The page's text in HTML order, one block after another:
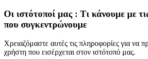
Οι ιστότοποί μας : Τι κάνουμε με
που συγκεντρώνουμε
Χρειαζόμαστε αυτές τις πληροφορίες για να
χρήστη που εισέρχεται στον ιστότοπό μας.